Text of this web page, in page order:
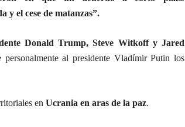
y el cese de matanzas”.
Donald Trump, Steve Witkoff y Jared
personalmente al presidente Vladímir Putin los
en Ucrania en aras de la paz.